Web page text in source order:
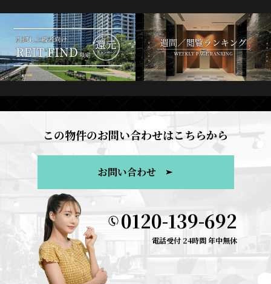
この物件のお問い合わせはこちらから
お問い合わせ
0120-139-692
電話受付 24時間 年中無休